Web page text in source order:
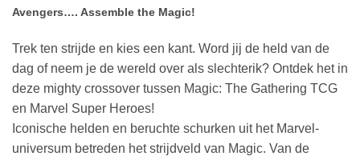
Avengers…. Assemble the Magic!
Trek ten strijde en kies een kant. Word jij de held van de
dag of neem je de wereld over als slechterik? Ontdek het in
deze mighty crossover tussen Magic: The Gathering TCG
en Marvel Super Heroes!
Iconische helden en beruchte schurken uit het Marvel-
universum betreden het strijdveld van Magic. Van de